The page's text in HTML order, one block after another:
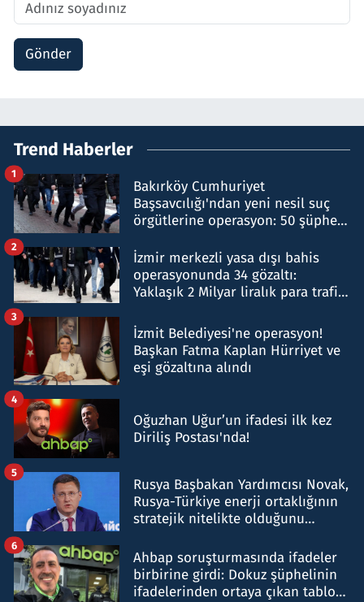
Gönder
Trend Haberler
Bakırköy Cumhuriyet
Başsavcılığı'ndan yeni nesil suç
örgütlerine operasyon: 50 şüpheli
1
İzmir merkezli yasa dışı bahis
operasyonunda 34 gözaltı:
Yaklaşık 2 Milyar liralık para trafiği
2
İzmit Belediyesi'ne operasyon!
Başkan Fatma Kaplan Hürriyet ve
eşi gözaltına alındı
3
Oğuzhan Uğur’un ifadesi ilk kez
Diriliş Postası'nda!
4
Rusya Başbakan Yardımcısı Novak,
Rusya-Türkiye enerji ortaklığının
stratejik nitelikte olduğunu
5
Ahbap soruşturmasında ifadeler
birbirine girdi: Dokuz şüphelinin
ifadelerinden ortaya çıkan tablo
6